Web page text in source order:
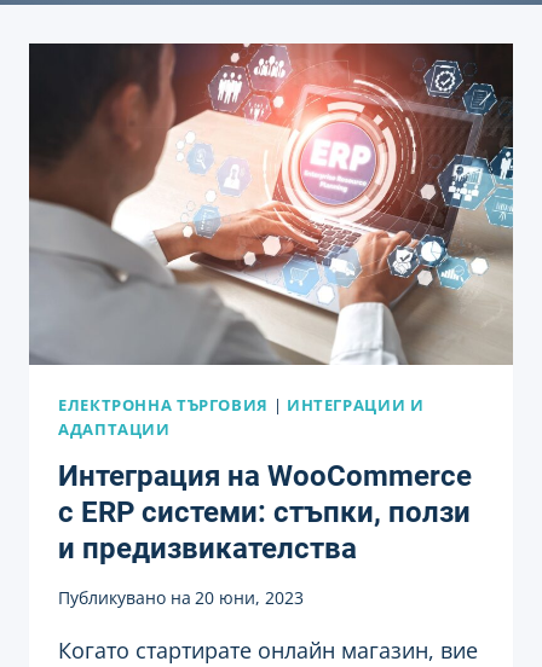
ЕЛЕКТРОННА ТЪРГОВИЯ | ИНТЕГРАЦИИ И
АДАПТАЦИИ
Интеграция на WooCommerce
с ERP системи: стъпки, ползи
и предизвикателства
Публикувано на 20 юни, 2023
Когато стартирате онлайн магазин, вие